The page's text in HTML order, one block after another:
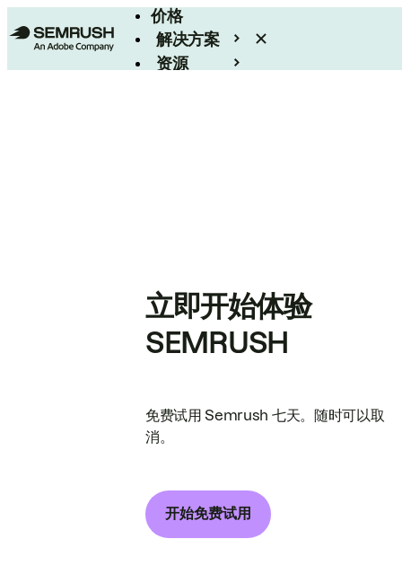
价格
解决方案
资源
立即开始体验
SEMRUSH
免费试用 Semrush 七天。随时可以取
消。
开始免费试用